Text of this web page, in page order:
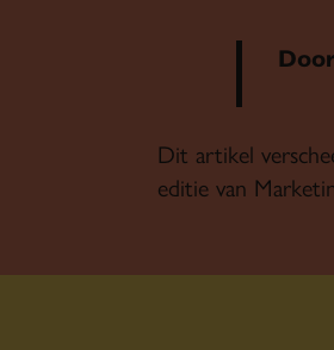
Dit artikel
editie van